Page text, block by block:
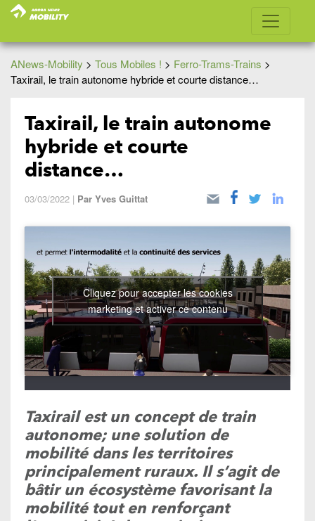
ANews-Mobility > Tous Mobiles ! > Ferro-Trams-Trains >
Taxirail, le train autonome hybride et courte distance…
Taxirail, le train autonome
hybride et courte
distance…
03/03/2022 | Par Yves Guittat
Cliquez pour accepter les cookies
marketing et activer ce contenu
Taxirail est un concept de train
autonome; une solution de
mobilité dans les territoires
principalement ruraux. Ils’agitde
bâtir un écosystème favorisant la
mobilité tout en renforçant